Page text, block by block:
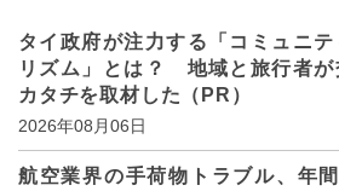
タイ政府が注力する「コミュニ
リズム」とは？ 地域と旅行者が
カタチを取材した（PR）
2026年08月06日
航空業界の手荷物トラブル、年